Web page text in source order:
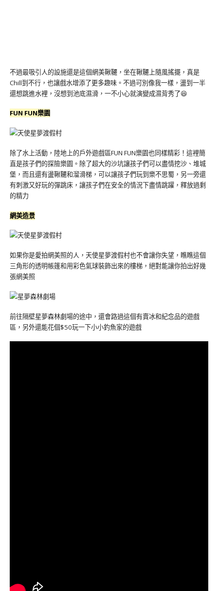
不過最吸引人的設施還是這個網美鞦韆，坐在鞦韆上隨風搖擺，真是
Chill到不行，也讓戲水增添了更多趣味。不過可別像我一樣，盪到一半
還想跳進水裡，沒想到池底濕滑，一不小心就演變成濕背秀了😆
FUN FUN樂園
除了水上活動，陸地上的戶外遊戲區FUN FUN樂園也同樣精彩！這裡簡
直是孩子們的探險樂園。除了超大的沙坑讓孩子們可以盡情挖沙、堆城
堡，而且還有盪鞦韆和溜滑梯，可以讓孩子們玩到樂不思蜀，另一旁還
有刺激又好玩的彈跳床，讓孩子們在安全的情況下盡情跳躍，釋放過剩
的精力
網美造景
如果你是愛拍網美照的人，天使星夢渡假村也不會讓你失望，瞧瞧這個
三角形的透明帳篷和用彩色氣球裝飾出來的樓梯，絕對能讓你拍出好幾
張網美照
前往隔壁星夢森林劇場的途中，還會路過這個有賣冰和紀念品的遊戲
區，另外還能花個$50玩一下小小釣魚家的遊戲